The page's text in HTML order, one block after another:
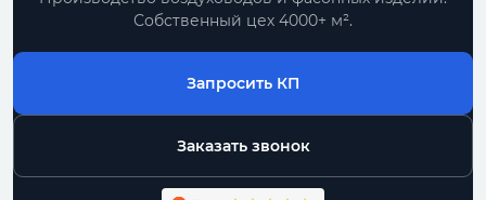
Собственный цех 4000+ м².
Запросить КП
Заказать звонок